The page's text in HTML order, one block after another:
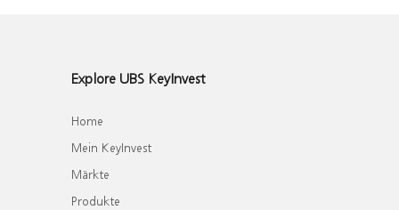
Explore UBS KeyInvest
Home
Mein KeyInvest
Märkte
Produkte